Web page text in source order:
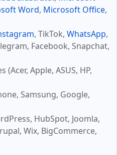
Word, Microsoft Office,
, TikTok, WhatsApp,
Facebook, Snapchat,
Apple, ASUS, HP,
Samsung, Google,
HubSpot, Joomla,
Wix, BigCommerce,